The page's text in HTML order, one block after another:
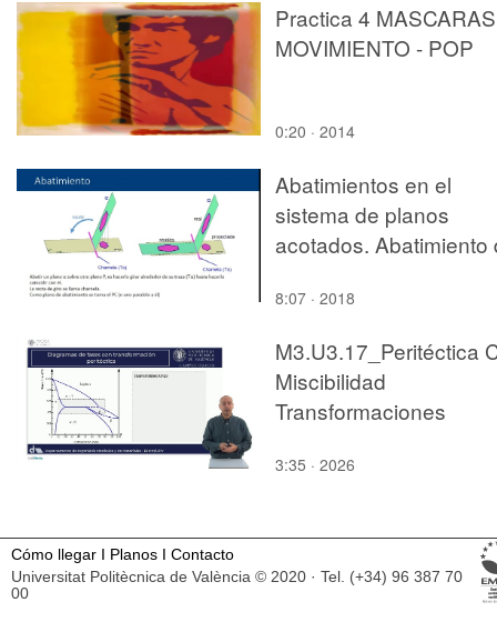
Practica 4
MOVIMIENTO - POP
0:20 · 2014
Abatimientos en el
sistema de planos
acotados. Abatimiento
8:07 · 2018
M3.U3.17_Peritéctica
Miscibilidad
Transformaciones
3:35 · 2026
Cómo llegar I Planos I Contacto
Universitat Politècnica de València © 2020 · Tel. (+34) 96 387 70
00